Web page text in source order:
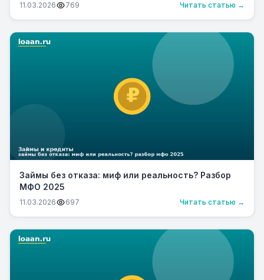
11.03.2026 769 Читать статью →
Займы без отказа: миф или реальность? Разбор
МФО 2025
11.03.2026 697 Читать статью →